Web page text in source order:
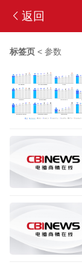
返回
标签页< 参数